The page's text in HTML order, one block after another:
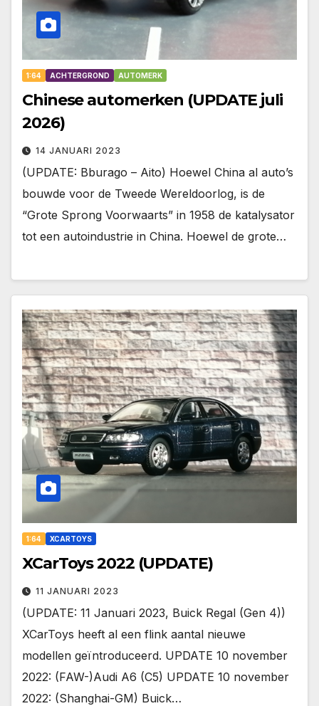
1:64 ACHTERGROND AUTOMERK
Chinese automerken (UPDATE juli
2026)
14 JANUARI 2023
(UPDATE: Bburago – Aito) Hoewel China al auto’s
bouwde voor de Tweede Wereldoorlog, is de
“Grote Sprong Voorwaarts” in 1958 de katalysator
tot een autoindustrie in China. Hoewel de grote…
1:64 XCARTOYS
XCarToys 2022 (UPDATE)
11 JANUARI 2023
(UPDATE: 11 Januari 2023, Buick Regal (Gen 4))
XCarToys heeft al een flink aantal nieuwe
modellen geïntroduceerd. UPDATE 10 november
2022: (FAW-)Audi A6 (C5) UPDATE 10 november
2022: (Shanghai-GM) Buick…